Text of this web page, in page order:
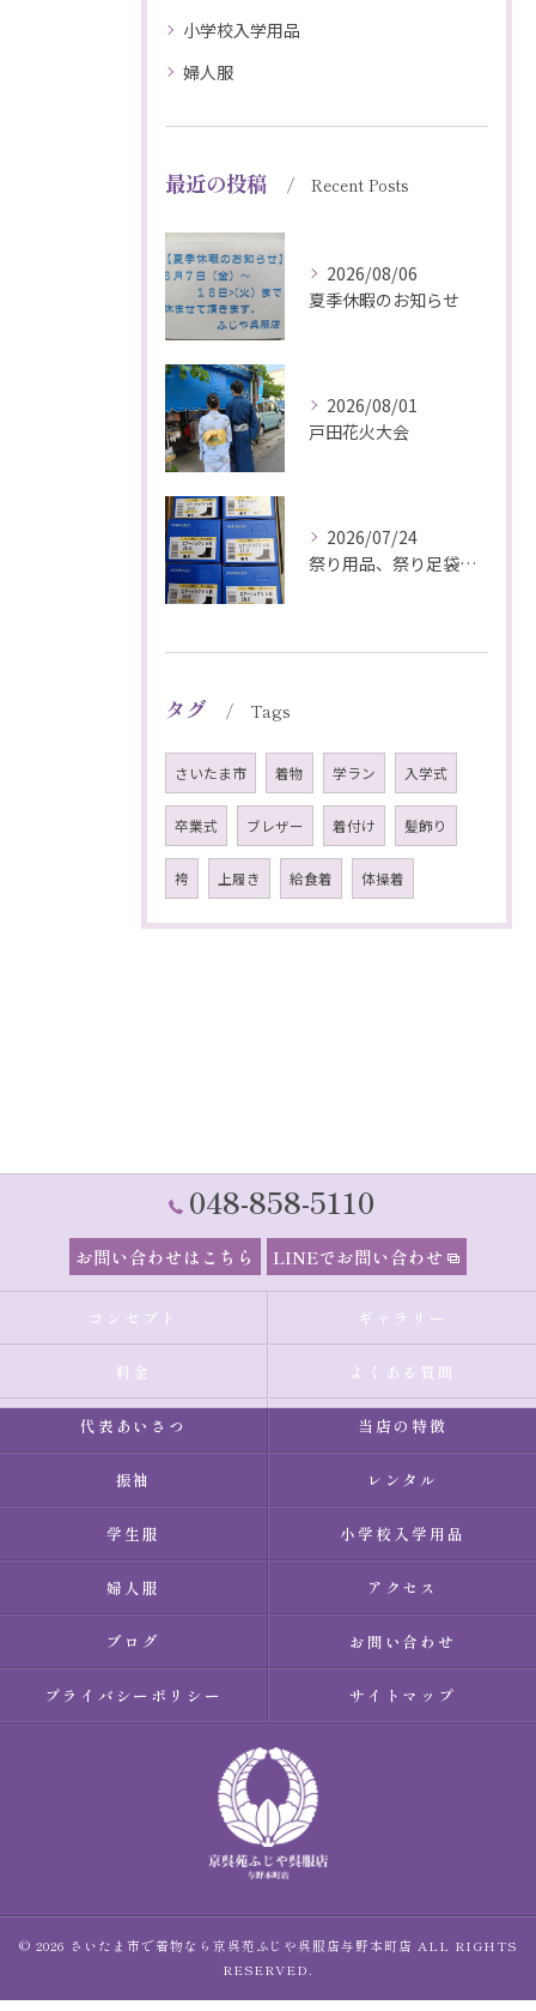
小学校入学用品
婦人服
最近の投稿 Recent Posts
2026/08/06
夏季休暇のお知らせ
2026/08/01
戸田花火大会
2026/07/24
祭り用品、祭り足袋特価販売中
タグ Tags
さいたま市 着物 学ラン 入学式
卒業式 ブレザー 着付け 髪飾り
袴 上履き 給食着 体操着
048-858-5110
お問い合わせはこちら LINEでお問い合わせ
コンセプト ギャラリー
料金 よくある質問
代表あいさつ 当店の特徴
振袖 レンタル
学生服 小学校入学用品
婦人服 アクセス
ブログ お問い合わせ
プライバシーポリシー サイトマップ
© 2026 さいたま市で着物なら京呉苑ふじや呉服店与野本町店 ALL RIGHTS
RESERVED.